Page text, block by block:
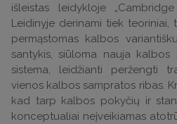
išleistas leidykloje
Leidinyje derinami tiek teoriniai,
permąstomas kalbos
santykis, siūloma nauja kalbos
sistema, leidžianti peržengti
vienos kalbos sampratos ribas.
kad tarp kalbos pokyčių ir
konceptualiai neįveikiamas